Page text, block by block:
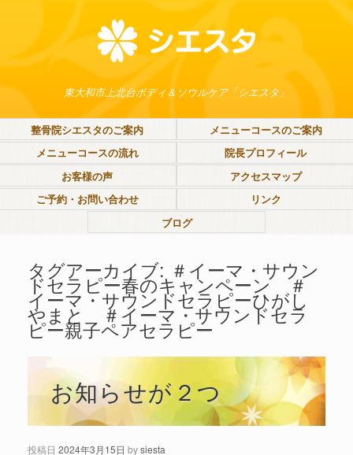
東大和市上北台ボディ＆ソウルケア「シエスタ」
整骨院シエスタのご案内
メニューコースのご案内
メニューコースの流れ
院長プロフィール
お客様の声
アクセスマップ
ご予約・お問い合わせ
リンク
ブログ
タグアーカイブ: ＃イーマ・サウン
ドセラピー春のキャンペーン ＃
イーマ・サウンドセラピーひがし
やまと ＃イーマ・サウンドセラ
ピー親子ペアセラピー
お知らせが２つ
投稿日 2024年3月15日 bysiesta